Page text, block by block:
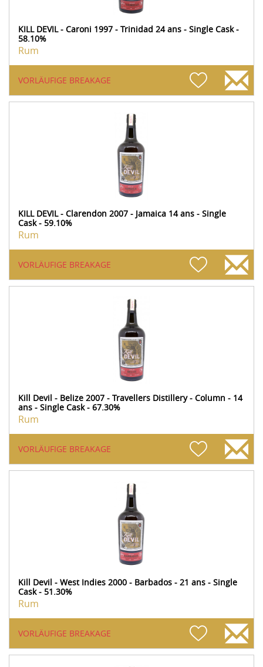
KILL DEVIL - Caroni 1997 - Trinidad 24 ans - Single Cask -
58.10%
Rum
VORLÄUFIGE BREAKAGE
KILL DEVIL - Clarendon 2007 - Jamaica 14 ans - Single
Cask - 59.10%
Rum
VORLÄUFIGE BREAKAGE
Kill Devil - Belize 2007 - Travellers Distillery - Column - 14
ans - Single Cask - 67.30%
Rum
VORLÄUFIGE BREAKAGE
Kill Devil - West Indies 2000 - Barbados - 21 ans - Single
Cask - 51.30%
Rum
VORLÄUFIGE BREAKAGE